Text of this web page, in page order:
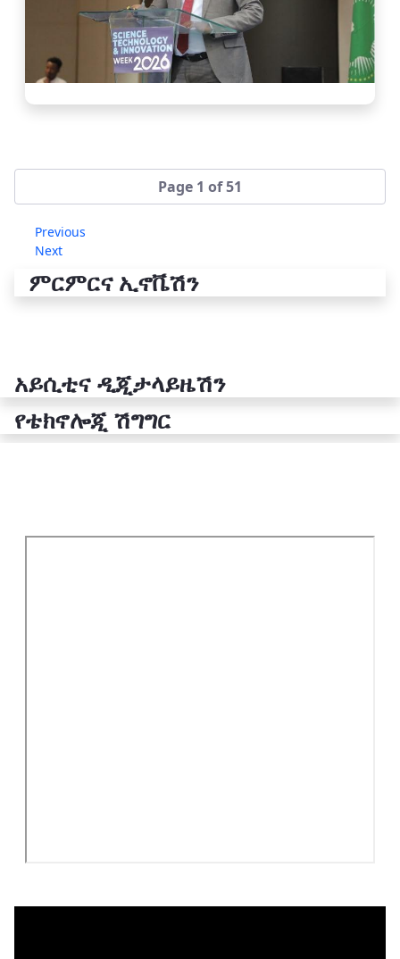
Page 1 of 51
Previous
Next
ምርምርና ኢኖቬሽን
አይሲቲና ዲጂታላይዜሽን
የቴክኖሎጂ ሽግግር